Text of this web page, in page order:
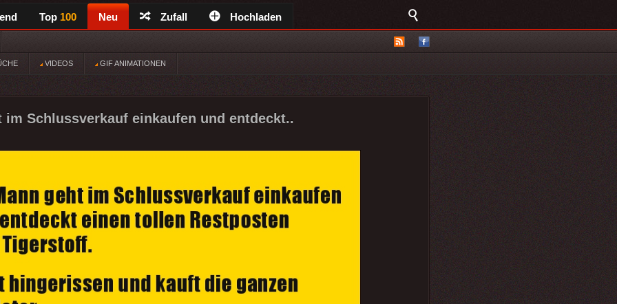
Top 100 Neu Zufall Hochladen
VIDEOS GIF ANIMATIONEN
im Schlussverkauf einkaufen und entdeckt..